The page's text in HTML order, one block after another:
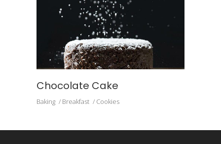
Chocolate Cake
Baking Breakfast Cookies